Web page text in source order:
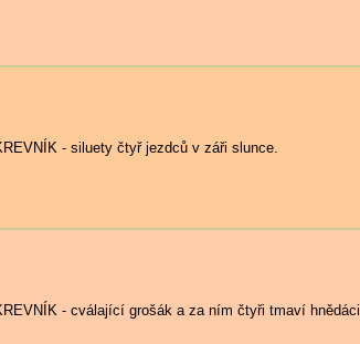
- siluety čtyř jezdců v záři slunce.
- cválající grošák a za ním čtyři tmaví hnědáci.